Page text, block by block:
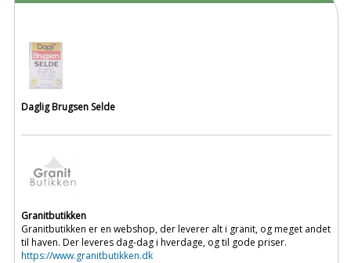
Daglig Brugsen Selde
Granitbutikken
Granitbutikken er en webshop, der leverer alt i granit, og meget andet
til haven. Der leveres dag-dag i hverdage, og til gode priser.
https://www.granitbutikken.dk